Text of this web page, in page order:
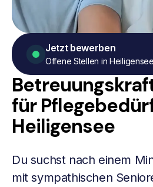
für
Heiligensee
Du suchst nach einem
mit sympathischen
Jetzt bewerben
Offene Stellen in Heiligensee